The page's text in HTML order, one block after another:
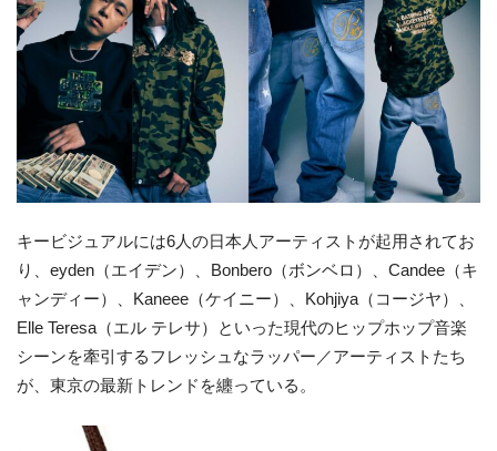
キービジュアルには6人の日本人アーティストが起用されてお
り、eyden（エイデン）、Bonbero（ボンベロ）、Candee（キ
ャンディー）、Kaneee（ケイニー）、Kohjiya（コージヤ）、
Elle Teresa（エル テレサ）といった現代のヒップホップ音楽
シーンを牽引するフレッシュなラッパー／アーティストたち
が、東京の最新トレンドを纏っている。